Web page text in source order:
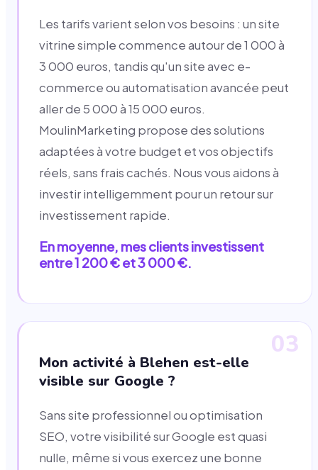
Les tarifs varient selon vos besoins : un site
vitrine simple commence autour de 1 000 à
3 000 euros, tandis qu'un site avec e-
commerce ou automatisation avancée peut
aller de 5 000 à 15 000 euros.
MoulinMarketing propose des solutions
adaptées à votre budget et vos objectifs
réels, sans frais cachés. Nous vous aidons à
investir intelligemment pour un retour sur
investissement rapide.
En moyenne, mes clients investissent
entre 1 200 € et 3 000 €.
03
Mon activité à Blehen est-elle
visible sur Google ?
Sans site professionnel ou optimisation
SEO, votre visibilité sur Google est quasi
nulle, même si vous exercez une bonne